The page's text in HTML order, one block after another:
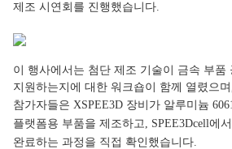
제조 시연회를 진행했습니다.
이 행사에서는 첨단 제조 기술이 금속 부품
지원하는지에 대한 워크숍이 함께 열렸으며,
참가자들은 XSPEE3D 장비가 알루미늄
플랫폼용 부품을 제조하고, SPEE3Dcell에
완료하는 과정을 직접 확인했습니다.